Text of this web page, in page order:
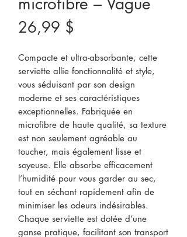
26,99 $
Compacte et ultra-absorbante, cette
serviette allie fonctionnalité et style,
vous séduisant par son design
moderne et ses caractéristiques
exceptionnelles. Fabriquée en
microfibre de haute qualité, sa texture
est non seulement agréable au
toucher, mais également lisse et
soyeuse. Elle absorbe efficacement
l’humidité pour vous garder au sec,
tout en séchant rapidement afin de
minimiser les odeurs indésirables.
Chaque serviette est dotée d’une
ganse pratique, facilitant son transport